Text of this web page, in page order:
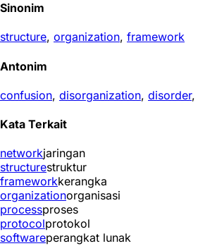
Sinonim
structure, organization, framework
Antonim
confusion, disorganization, disorder,
Kata Terkait
networkjaringan
structurestruktur
frameworkkerangka
organizationorganisasi
processproses
protocolprotokol
softwareperangkat lunak